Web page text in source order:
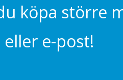
köpa större
e-post!